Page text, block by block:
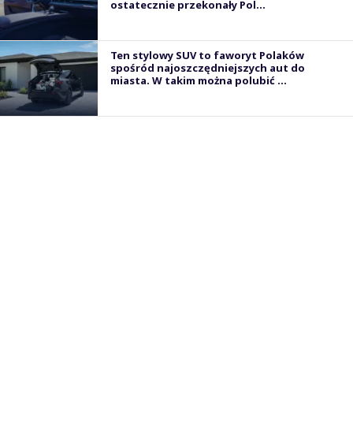
ostatecznie przekonały Pol...
Ten stylowy SUV to faworyt Polaków
spośród najoszczędniejszych aut do
miasta. W takim można polubić ...